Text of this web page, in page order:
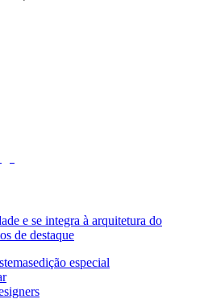
e se integra à arquitetura do
de destaque
edição especial